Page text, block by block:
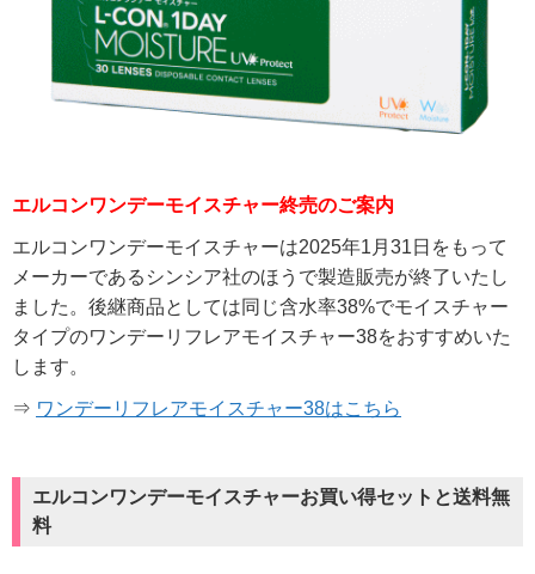
エルコンワンデーモイスチャー終売のご案内
エルコンワンデーモイスチャーは2025年1月31日をもって
メーカーであるシンシア社のほうで製造販売が終了いたし
ました。後継商品としては同じ含水率38%でモイスチャー
タイプのワンデーリフレアモイスチャー38をおすすめいた
します。
⇒ ワンデーリフレアモイスチャー38はこちら
エルコンワンデーモイスチャーお買い得セットと送料無
料